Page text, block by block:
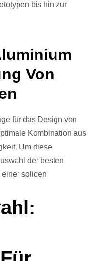
bis hin zur
Von
für das Design von
Kombination aus
Um diese
der besten
einer soliden